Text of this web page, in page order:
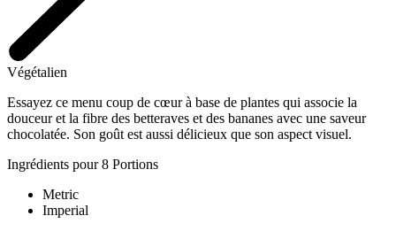
Végétalien
Essayez ce menu coup de cœur à base de plantes qui associe la
douceur et la fibre des betteraves et des bananes avec une saveur
chocolatée. Son goût est aussi délicieux que son aspect visuel.
Ingrédients pour 8 Portions
Metric
Imperial